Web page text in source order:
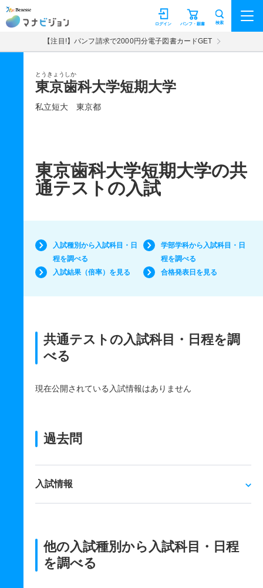
マナビジョン パンフ・願書
ログイン 検索
【注目!】パンフ請求で2000円分電子図書カードGET
とうきょうしか
東京歯科大学短期大学
私立短大 東京都
東京歯科大学短期大学の共
通テストの入試
入試種別から入試科目・日
程を調べる
学部学科から入試科目・日
程を調べる
入試結果（倍率）を見る
合格発表日を見る
共通テストの入試科目・日程を調
べる
現在公開されている入試情報はありません
過去問
入試情報
他の入試種別から入試科目・日程
を調べる